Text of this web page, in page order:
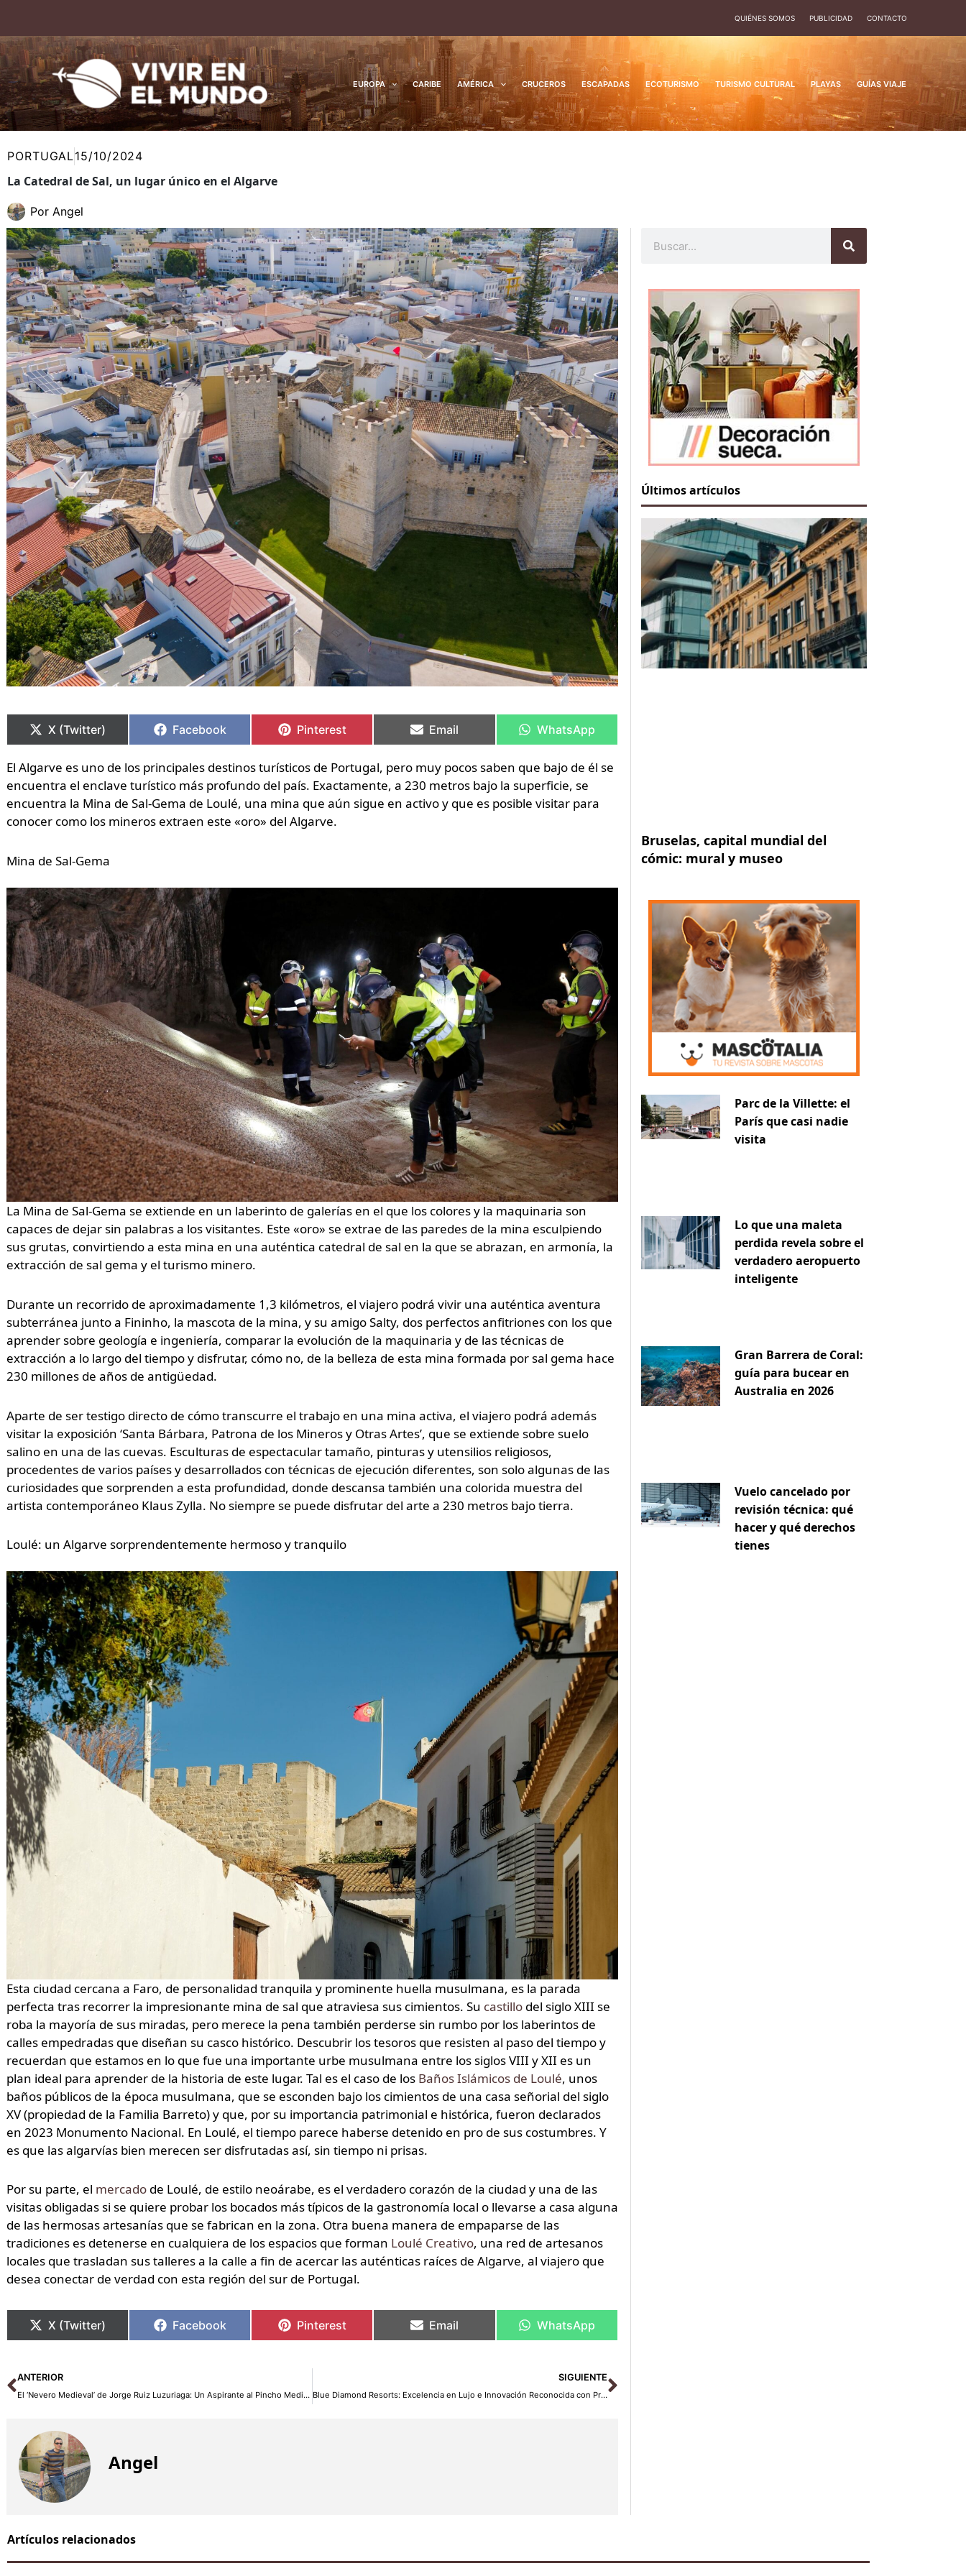
contenido
QUIÉNES SOMOS PUBLICIDAD CONTACTO
EUROPA CARIBE AMÉRICA CRUCEROS ESCAPADAS ECOTURISMO TURISMO CULTURAL PLAYAS GUÍAS VIAJE
PORTUGAL15/10/2024
La Catedral de Sal, un lugar único en el Algarve
Por Angel
en
X (Twitter)
en
Facebook
en
Pinterest
en
Email
en
WhatsApp
El Algarve es uno de los principales destinos turísticos de Portugal, pero muy pocos saben que bajo de él se
encuentra el enclave turístico más profundo del país. Exactamente, a 230 metros bajo la superficie, se
encuentra la Mina de Sal-Gema de Loulé, una mina que aún sigue en activo y que es posible visitar para
conocer como los mineros extraen este «oro» del Algarve.
Mina de Sal-Gema
La Mina de Sal-Gema se extiende en un laberinto de galerías en el que los colores y la maquinaria son
capaces de dejar sin palabras a los visitantes. Este «oro» se extrae de las paredes de la mina esculpiendo
sus grutas, convirtiendo a esta mina en una auténtica catedral de sal en la que se abrazan, en armonía, la
extracción de sal gema y el turismo minero.
Durante un recorrido de aproximadamente 1,3 kilómetros, el viajero podrá vivir una auténtica aventura
subterránea junto a Fininho, la mascota de la mina, y su amigo Salty, dos perfectos anfitriones con los que
aprender sobre geología e ingeniería, comparar la evolución de la maquinaria y de las técnicas de
extracción a lo largo del tiempo y disfrutar, cómo no, de la belleza de esta mina formada por sal gema hace
230 millones de años de antigüedad.
Aparte de ser testigo directo de cómo transcurre el trabajo en una mina activa, el viajero podrá además
visitar la exposición ‘Santa Bárbara, Patrona de los Mineros y Otras Artes’, que se extiende sobre suelo
salino en una de las cuevas. Esculturas de espectacular tamaño, pinturas y utensilios religiosos,
procedentes de varios países y desarrollados con técnicas de ejecución diferentes, son solo algunas de las
curiosidades que sorprenden a esta profundidad, donde descansa también una colorida muestra del
artista contemporáneo Klaus Zylla. No siempre se puede disfrutar del arte a 230 metros bajo tierra.
Loulé: un Algarve sorprendentemente hermoso y tranquilo
Esta ciudad cercana a Faro, de personalidad tranquila y prominente huella musulmana, es la parada
perfecta tras recorrer la impresionante mina de sal que atraviesa sus cimientos. Su castillodel siglo XIII se
roba la mayoría de sus miradas, pero merece la pena también perderse sin rumbo por los laberintos de
calles empedradas que diseñan su casco histórico. Descubrir los tesoros que resisten al paso del tiempo y
recuerdan que estamos en lo que fue una importante urbe musulmana entre los siglos VIII y XII es un
plan ideal para aprender de la historia de este lugar. Tal es el caso de los Baños Islámicos de Loulé, unos
baños públicos de la época musulmana, que se esconden bajo los cimientos de una casa señorial del siglo
XV (propiedad de la Familia Barreto) y que, por su importancia patrimonial e histórica, fueron declarados
en 2023 Monumento Nacional. En Loulé, el tiempo parece haberse detenido en pro de sus costumbres. Y
es que las algarvías bien merecen ser disfrutadas así, sin tiempo ni prisas.
Por su parte, el mercadode Loulé, de estilo neoárabe, es el verdadero corazón de la ciudad y una de las
visitas obligadas si se quiere probar los bocados más típicos de la gastronomía local o llevarse a casa alguna
de las hermosas artesanías que se fabrican en la zona. Otra buena manera de empaparse de las
tradiciones es detenerse en cualquiera de los espacios que forman Loulé Creativo, una red de artesanos
locales que trasladan sus talleres a la calle a fin de acercar las auténticas raíces de Algarve, al viajero que
desea conectar de verdad con esta región del sur de Portugal.
en
X (Twitter)
en
Facebook
en
Pinterest
en
Email
en
WhatsApp
Ant
ANTERIOR
El ‘Nevero Medieval’ de Jorge Ruiz Luzuriaga: Un Aspirante al Pincho Medieval 2024
SIGUIENTE
Blue Diamond Resorts: Excelencia en Lujo e Innovación Reconocida con Premios Magellan
Siguiente
Angel
Últimos artículos
Bruselas, capital mundial del
cómic: mural y museo
Parc de la Villette: el
París que casi nadie
visita
Lo que una maleta
perdida revela sobre el
verdadero aeropuerto
inteligente
Gran Barrera de Coral:
guía para bucear en
Australia en 2026
Vuelo cancelado por
revisión técnica: qué
hacer y qué derechos
tienes
Artículos relacionados